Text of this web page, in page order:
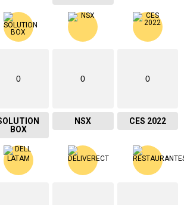
0
BOX
0
NSX
0
CES 2022